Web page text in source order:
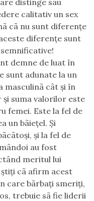
distinge sau
calitativ un sex
cã nu sunt diferenţe
diferenţe sunt
demne de luat în
sunt adunate la un
masculinã cât şi în
suma valorilor este
femei. Este la fel de
un bãieţel. Şi
şi la fel de
au fost
meritul lui
ştiţi cã afirm acest
care bãrbaţi smeriţi,
trebuie sã fie liderii